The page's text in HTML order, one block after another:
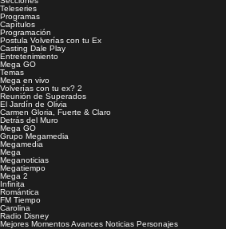
Teleseries
Programas
Capítulos
Programación
Postula Volverías con tu Ex
Casting Dale Play
Entretenimiento
Mega GO
Temas
Mega en vivo
Volverías con tu ex? 2
Reunión de Superados
El Jardín de Olivia
Carmen Gloria, Fuerte & Claro
Detrás del Muro
Mega GO
Grupo Megamedia
Megamedia
Mega
Meganoticias
Megatiempo
Mega 2
Infinita
Romántica
FM Tiempo
Carolina
Radio Disney
Mejores MomentosAvances Noticias Personajes